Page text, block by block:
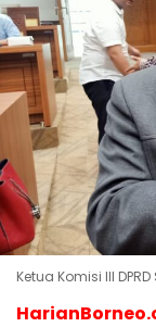
Ketua Komisi III